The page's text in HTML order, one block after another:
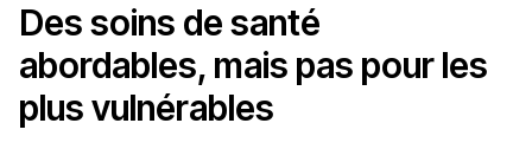
Des soins de santé
abordables, mais pas pour les
plus vulnérables